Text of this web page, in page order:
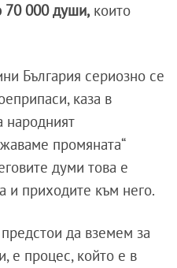
70 000 души, които
България сериозно се
каза в
народният
промяната“
думи това е
и приходите към него.
да вземем за
е процес, който е в